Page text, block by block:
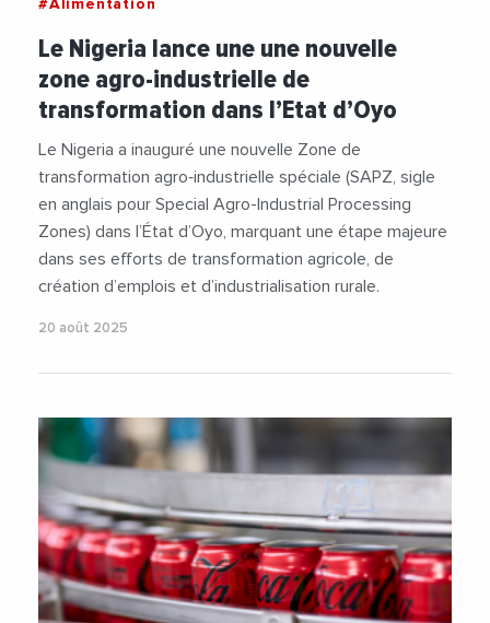
#Alimentation
Le Nigeria lance une une nouvelle
zone agro-industrielle de
transformation dans l’Etat d’Oyo
Le Nigeria a inauguré une nouvelle Zone de
transformation agro‑industrielle spéciale (SAPZ, sigle
en anglais pour Special Agro-Industrial Processing
Zones) dans l’État d’Oyo, marquant une étape majeure
dans ses efforts de transformation agricole, de
création d’emplois et d’industrialisation rurale.
20 août 2025